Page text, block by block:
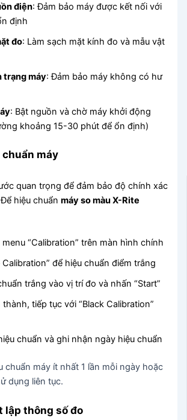
điện: Đảm bảo máy được kết nối với
định
đo: Làm sạch mặt kính đo và mẫu vật
trạng máy: Đảm bảo máy không có hư
: Bật nguồn và chờ máy khởi động
khoảng 15-30 phút để ổn định)
chuẩn máy
quan trọng để đảm bảo độ chính xác
hiệu chuẩnmáy so màu X-Rite
“Calibration” trên màn hình chính
để hiệu chuẩn điểm trắng
trắng vào vị trí đo và nhấn “Start”
thành, tiếp tục với “Black Calibration”
chuẩn và ghi nhận ngày hiệu chuẩn
chuẩn máy ít nhất 1 lần mỗi ngày hoặc
dụng liên tục.
lập thông số đo